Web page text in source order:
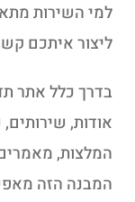
למי השירות
ליצור איתכם
בדרך כלל אתר
אודות,
המלצות,
המבנה הזה